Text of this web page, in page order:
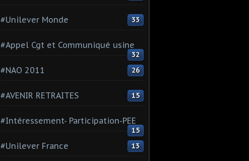
#Unilever Monde 33
#Appel Cgt et Communiqué usine
32
#NAO 2011 26
#AVENIR RETRAITES 15
#Intéressement- Participation-PEE
15
#Unilever France 13